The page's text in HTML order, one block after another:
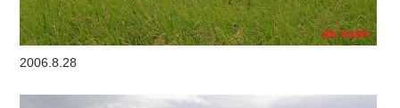
2006.8.28